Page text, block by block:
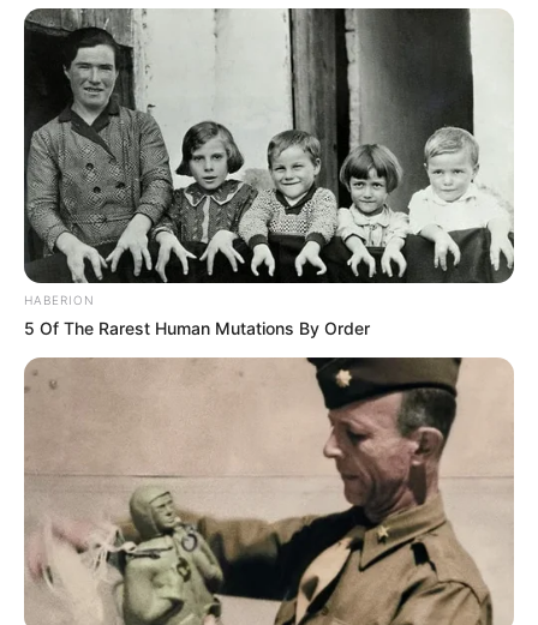
HABERION
5 Of The Rarest Human Mutations By Order